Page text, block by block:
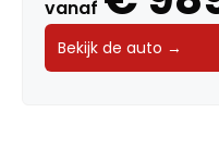
vanaf
Bekijk de auto →